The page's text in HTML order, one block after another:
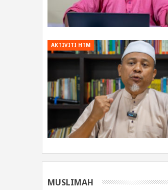
AKTIVITI HTM
MUSLIMAH